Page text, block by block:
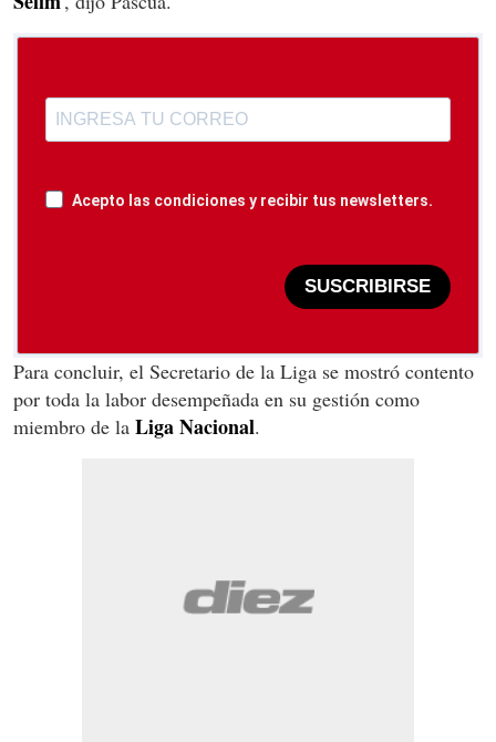
Acepto las condiciones y recibir tus newsletters.
SUSCRIBIRSE
Para concluir, el Secretario de la Liga se mostró contento
por toda la labor desempeñada en su gestión como
miembro de la LigaNacional.